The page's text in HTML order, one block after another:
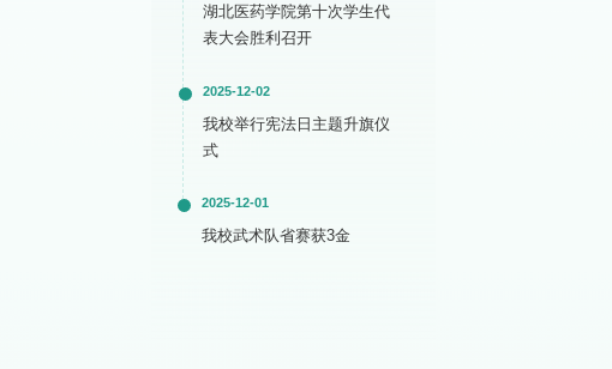
湖北医药学院第十次学生代
表大会胜利召开
2025-12-02
我校举行宪法日主题升旗仪
式
2025-12-01
我校武术队省赛获3金